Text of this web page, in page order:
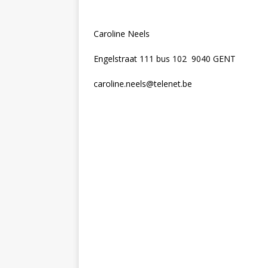
Caroline Neels
Engelstraat 111 bus 102 9040 GENT
caroline.neels@telenet.be